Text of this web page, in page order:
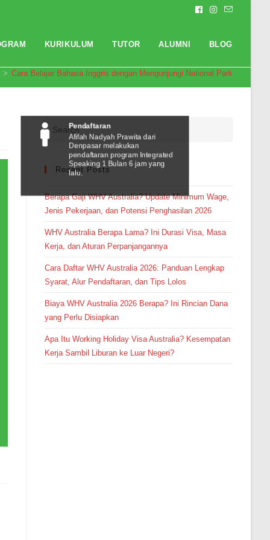
KURIKULUM TUTOR ALUMNI BLOG
> Cara Belajar Bahasa Inggris dengan Mengunjungi National Park
Recent Posts
Berapa Gaji WHV Australia? Update Minimum Wage,
Jenis Pekerjaan, dan Potensi Penghasilan 2026
WHV Australia Berapa Lama? Ini Durasi Visa, Masa
Kerja, dan Aturan Perpanjangannya
Cara Daftar WHV Australia 2026: Panduan Lengkap
Syarat, Alur Pendaftaran, dan Tips Lolos
Biaya WHV Australia 2026 Berapa? Ini Rincian Dana
yang Perlu Disiapkan
Apa Itu Working Holiday Visa Australia? Kesempatan
Kerja Sambil Liburan ke Luar Negeri?
Pendaftaran
Afifah Nadyah Prawita dari
Denpasar melakukan
pendaftaran program Integrated
Speaking 1 Bulan 6 jam yang
lalu.